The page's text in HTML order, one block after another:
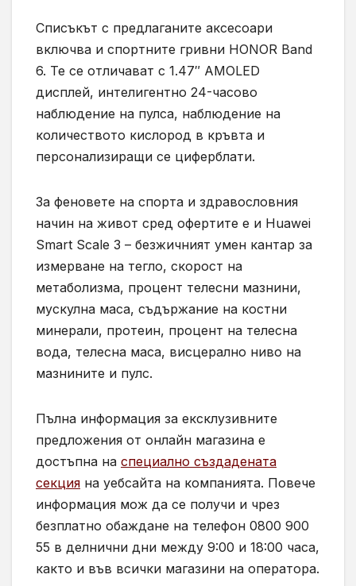
Списъкът с предлаганите аксесоари
включва и спортните гривни HONOR Band
6. Те се отличават с 1.47″ AMOLED
дисплей, интелигентно 24-часово
наблюдение на пулса, наблюдение на
количеството кислород в кръвта и
персонализиращи се циферблати.
За феновете на спорта и здравословния
начин на живот сред офертите е и Huawei
Smart Scale 3 – безжичният умен кантар за
измерване на тегло, скорост на
метаболизма, процент телесни мазнини,
мускулна маса, съдържание на костни
минерали, протеин, процент на телесна
вода, телесна маса, висцерално ниво на
мазнините и пулс.
Пълна информация за ексклузивните
предложения от онлайн магазина е
достъпна на специално създадената
секция на уебсайта на компанията. Повече
информация мож да се получи и чрез
безплатно обаждане на телефон 0800 900
55 в делнични дни между 9:00 и 18:00 часа,
както и във всички магазини на оператора.